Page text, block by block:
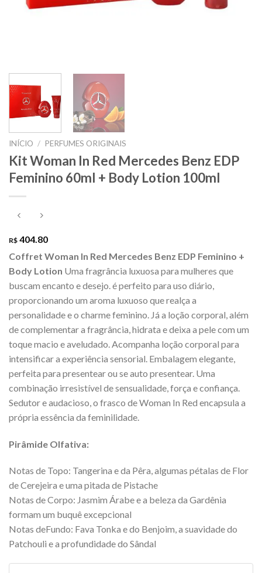
INÍCIO / PERFUMES ORIGINAIS
Kit Woman In Red Mercedes Benz EDP
Feminino 60ml + Body Lotion 100ml
R$ 404.80
Coffret Woman In Red Mercedes Benz EDP Feminino +
Body Lotion Uma fragrância luxuosa para mulheres que
buscam encanto e desejo. é perfeito para uso diário,
proporcionando um aroma luxuoso que realça a
personalidade e o charme feminino. Já a loção corporal, além
de complementar a fragrância, hidrata e deixa a pele com um
toque macio e aveludado. Acompanha loção corporal para
intensificar a experiência sensorial. Embalagem elegante,
perfeita para presentear ou se auto presentear. Uma
combinação irresistível de sensualidade, força e confiança.
Sedutor e audacioso, o frasco de Woman In Red encapsula a
própria essência da feminilidade.
Pirâmide Olfativa:
Notas de Topo: Tangerina e da Pêra, algumas pétalas de Flor
de Cerejeira e uma pitada de Pistache
Notas de Corpo: Jasmim Árabe e a beleza da Gardênia
formam um buquê excepcional
Notas deFundo: Fava Tonka e do Benjoim, a suavidade do
Patchouli e a profundidade do Sândal